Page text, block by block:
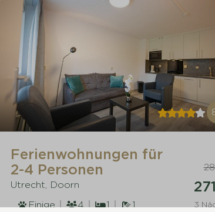
3
Ferienwohnungen für
2-4 Personen
Utrecht, Doorn
Einige
4 1
1